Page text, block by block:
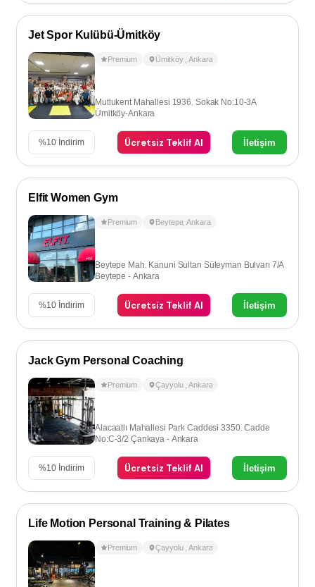
Jet Spor Kulübü-Ümitköy
Premium Ümitköy ,Ankara
Mutlukent Mahallesi 1936. Sokak No:10-3A
Ümitköy-Ankara
%10 İndirim Ücretsiz Teklif Al İletişim
Elfit Women Gym
Premium Beytepe,Ankara
Beytepe Mah. Kanuni Sultan Süleyman Bulvarı 7/A
Beytepe - Ankara
%10 İndirim Ücretsiz Teklif Al İletişim
Jack Gym Personal Coaching
Premium Çayyolu ,Ankara
Alacaatlı Mahallesi Park Caddesi 3350. Cadde
No:C-3/2 Çankaya - Ankara
%10 İndirim Ücretsiz Teklif Al İletişim
Life Motion Personal Training & Pilates
Premium Çayyolu ,Ankara